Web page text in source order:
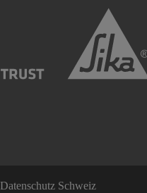
Datenschutz Schweiz